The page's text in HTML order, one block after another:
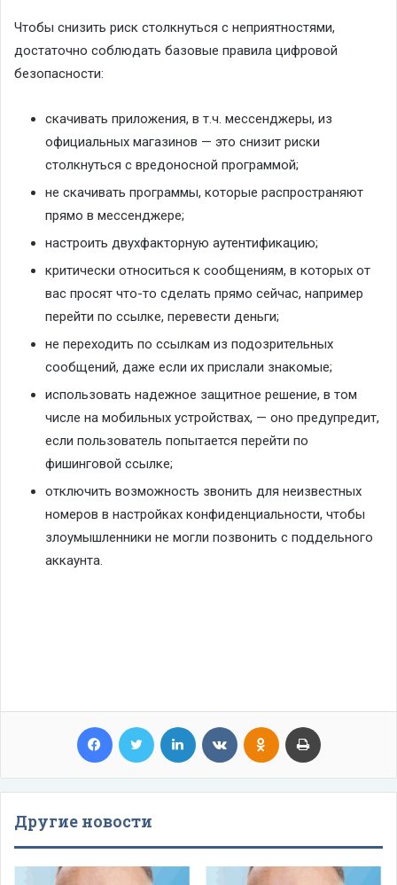
Чтобы снизить риск столкнуться с неприятностями,
достаточно соблюдать базовые правила цифровой
безопасности:
скачивать приложения, в т.ч. мессенджеры, из
официальных магазинов — это снизит риски
столкнуться с вредоносной программой;
не скачивать программы, которые распространяют
прямо в мессенджере;
настроить двухфакторную аутентификацию;
критически относиться к сообщениям, в которых от
вас просят что-то сделать прямо сейчас, например
перейти по ссылке, перевести деньги;
не переходить по ссылкам из подозрительных
сообщений, даже если их прислали знакомые;
использовать надежное защитное решение, в том
числе на мобильных устройствах, — оно предупредит,
если пользователь попытается перейти по
фишинговой ссылке;
отключить возможность звонить для неизвестных
номеров в настройках конфиденциальности, чтобы
злоумышленники не могли позвонить с поддельного
аккаунта.
Facebook Twitter LinkedIn VKontakteOdnoklassniki
Другие новости